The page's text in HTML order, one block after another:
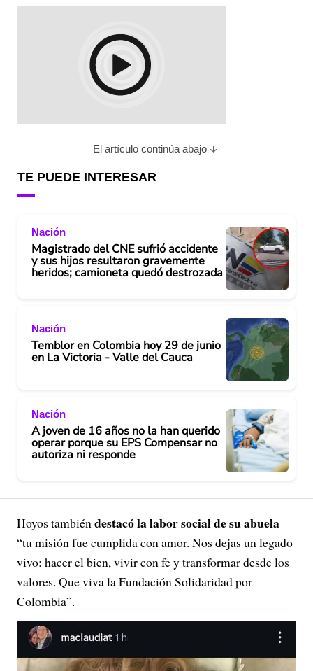
El artículo continúa abajo
TE PUEDE INTERESAR
Nación
Magistrado del CNE sufrió accidente
y sus hijos resultaron gravemente
heridos; camioneta quedó destrozada
Nación
Temblor en Colombia hoy 29 de junio
en La Victoria - Valle del Cauca
Nación
A joven de 16 años no la han querido
operar porque su EPS Compensar no
autoriza ni responde
Hoyos tambiéndestacó la labor social de su abuela
“tu misión fue cumplida con amor. Nos dejas un legado
vivo: hacer el bien, vivir con fe y transformar desde los
valores. Que viva la Fundación Solidaridad por
Colombia”.